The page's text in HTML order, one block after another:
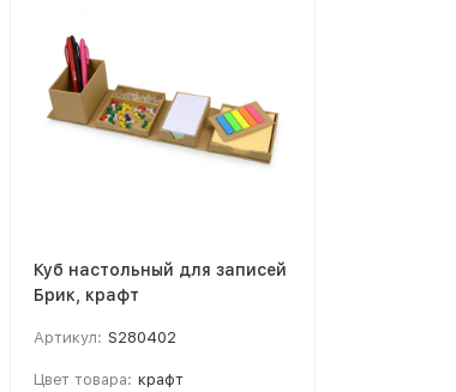
Куб настольный для записей
Брик, крафт
Артикул: S280402
Цвет товара: крафт